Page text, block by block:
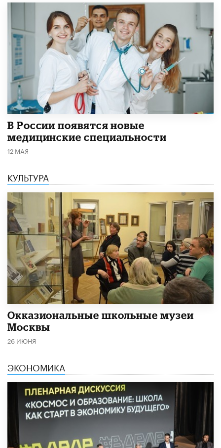
В России появятся новые
медицинские специальности
12 МАЯ
КУЛЬТУРА
​Окказиональные школьные музеи
Москвы
26 ИЮНЯ
ЭКОНОМИКА